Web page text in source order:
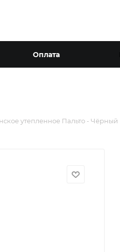
Оплата
утепленное Пальто - Чёрный